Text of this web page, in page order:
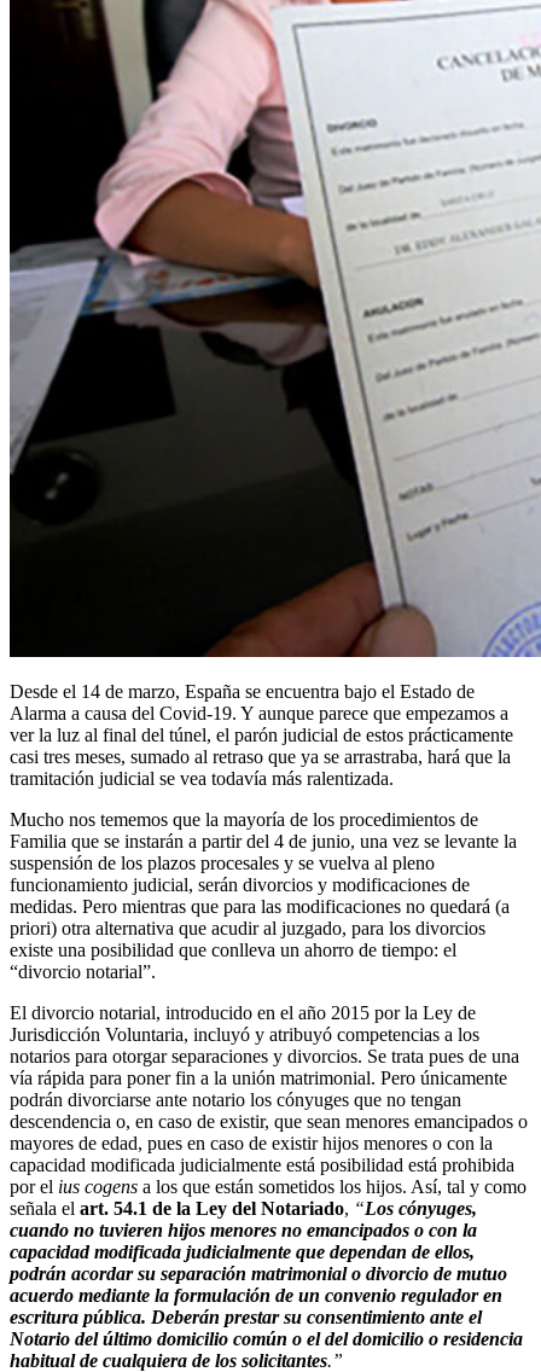
Desde el 14 de marzo, España se encuentra bajo el Estado de
Alarma a causa del Covid-19. Y aunque parece que empezamos a
ver la luz al final del túnel, el parón judicial de estos prácticamente
casi tres meses, sumado al retraso que ya se arrastraba, hará que la
tramitación judicial se vea todavía más ralentizada.
Mucho nos tememos que la mayoría de los procedimientos de
Familia que se instarán a partir del 4 de junio, una vez se levante la
suspensión de los plazos procesales y se vuelva al pleno
funcionamiento judicial, serán divorcios y modificaciones de
medidas. Pero mientras que para las modificaciones no quedará (a
priori) otra alternativa que acudir al juzgado, para los divorcios
existe una posibilidad que conlleva un ahorro de tiempo: el
“divorcio notarial”.
El divorcio notarial, introducido en el año 2015 por la Ley de
Jurisdicción Voluntaria, incluyó y atribuyó competencias a los
notarios para otorgar separaciones y divorcios. Se trata pues de una
vía rápida para poner fin a la unión matrimonial. Pero únicamente
podrán divorciarse ante notario los cónyuges que no tengan
descendencia o, en caso de existir, que sean menores emancipados o
mayores de edad, pues en caso de existir hijos menores o con la
capacidad modificada judicialmente está posibilidad está prohibida
por el ius cogens a los que están sometidos los hijos. Así, tal y como
señala el art. 54.1 de la Ley del Notariado, “Los cónyuges,
cuando no tuvieren hijos menores no emancipados o con la
capacidad modificada judicialmente que dependan de ellos,
podrán acordar su separación matrimonial o divorcio de mutuo
acuerdo mediante la formulación de un convenio regulador en
escritura pública. Deberán prestar su consentimiento ante el
Notario del último domicilio común o el del domicilio o residencia
habitual de cualquiera de los solicitantes.”